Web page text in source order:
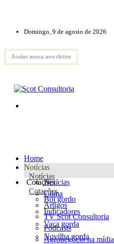
Domingo, 9 de agosto de 2026
Assine nossa newsletter
Home
Notícias
Notícias
Notícias
Clima
Artigos
TV Scot Consultoria
Podcasts
Agronegócio na mídia
Cotações
Cotações
Boi gordo
Indicadores
Vaca gorda
Novilha gorda